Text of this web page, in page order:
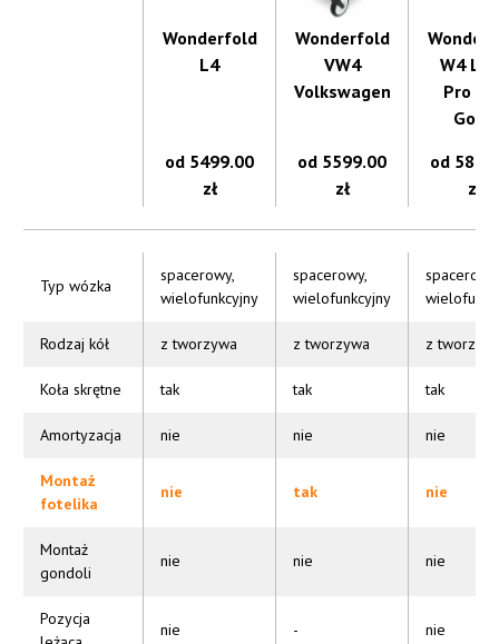
Wonderfold
L4
Wonderfold
VW4
Volkswagen
W4
Pro
Gogh
od 5499.00
zł
od 5599.00
zł
od
zł
Typ wózka
spacerowy,
wielofunkcyjny
spacerowy,
wielofunkcyjny
Rodzaj kół z tworzywa z tworzywa z
Koła skrętne tak tak tak
Amortyzacja nie nie nie
Montaż
fotelika
nie tak nie
Montaż
gondoli
nie nie nie
Pozycja
nie - nie